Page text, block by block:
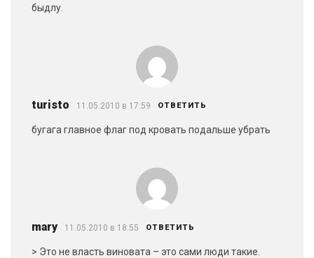
быдлу.
turisto 11.05.2010 в 17:59 ОТВЕТИТЬ
бугага главное флаг под кровать подальше убрать
mary 11.05.2010 в 18:55 ОТВЕТИТЬ
> Это не власть виновата – это сами люди такие.